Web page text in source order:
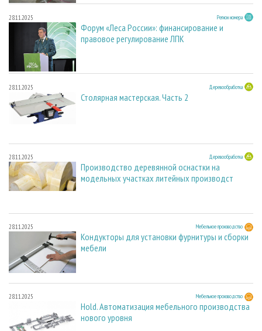
28.11.2025 Регион номера
Форум «Леса России»: финансирование и
правовое регулирование ЛПК
28.11.2025 Деревообработка
Столярная мастерская. Часть 2
28.11.2025 Деревообработка
Производство деревянной оснастки на
модельных участках литейных производст
28.11.2025 Мебельное производство
Кондукторы для установки фурнитуры и сборки
мебели
28.11.2025 Мебельное производство
Hold. Автоматизация мебельного производства
нового уровня